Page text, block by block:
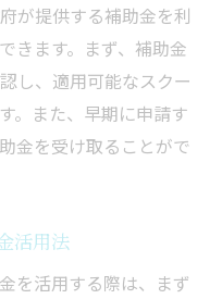
が提供する補助金を利
きます。まず、補助金
し、適用可能なスクー
。また、早期に申請す
金を受け取ることがで
活用法
を活用する際は、まず